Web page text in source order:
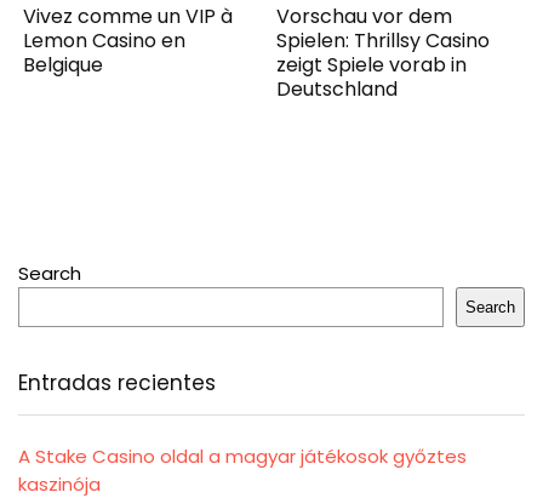
Vivez comme un VIP à
Lemon Casino en
Belgique
Vorschau vor dem
Spielen: Thrillsy Casino
zeigt Spiele vorab in
Deutschland
Search
Search
Entradas recientes
A Stake Casino oldal a magyar játékosok győztes
kaszinója